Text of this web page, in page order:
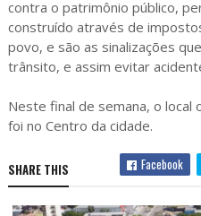
contra o patrimônio público,
construído através de
povo, e são as sinalizações
trânsito, e assim evitar
Neste final de semana, o
foi no Centro da cidade.
SHARE THIS Facebook